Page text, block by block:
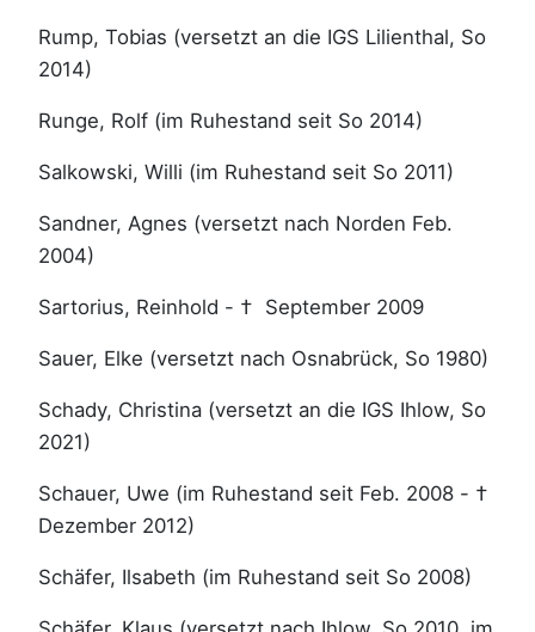
Rump, Tobias (versetzt an die IGS Lilienthal, So
2014)
Runge, Rolf (im Ruhestand seit So 2014)
Salkowski, Willi (im Ruhestand seit So 2011)
Sandner, Agnes (versetzt nach Norden Feb.
2004)
Sartorius, Reinhold - † September 2009
Sauer, Elke (versetzt nach Osnabrück, So 1980)
Schady, Christina (versetzt an die IGS Ihlow, So
2021)
Schauer, Uwe (im Ruhestand seit Feb. 2008 - †
Dezember 2012)
Schäfer, Ilsabeth (im Ruhestand seit So 2008)